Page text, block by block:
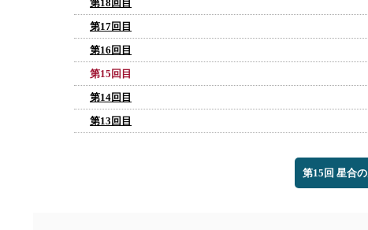
第18回目
第17回目
第16回目
第15回目
第14回目
第13回目
第15回 星合